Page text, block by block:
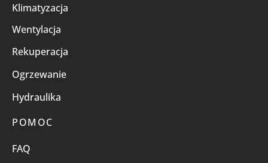
Klimatyzacja
Wentylacja
Rekuperacja
Ogrzewanie
Hydraulika
POMOC
FAQ